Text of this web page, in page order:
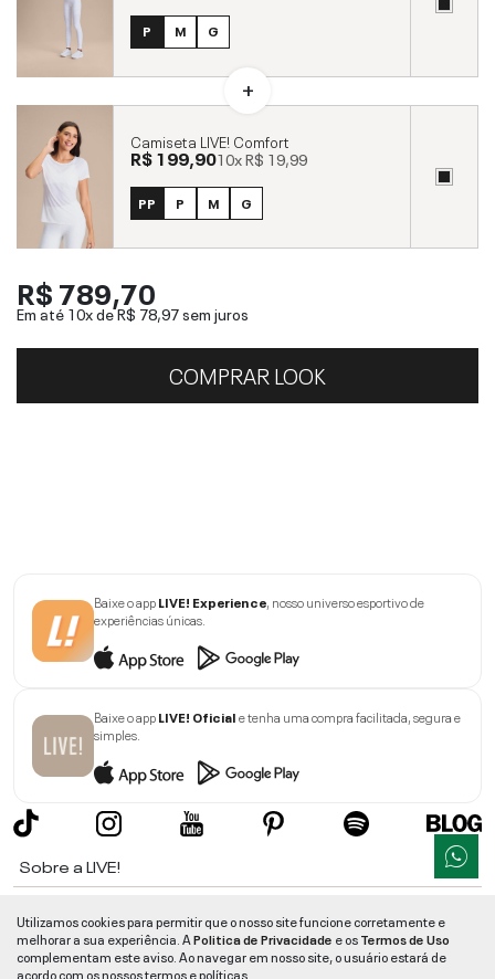
P M G
Camiseta LIVE! Comfort
R$ 199,9010xR$ 19,99
PP P M G
R$ 789,70
Em até 10x deR$ 78,97sem juros
COMPRAR LOOK
Baixe o appLIVE! Experience, nosso universo esportivo de
experiências únicas.
Baixe o appLIVE! Oficiale tenha uma compra facilitada, segura e
simples.
Sobre a LIVE!
Informações
Utilizamos cookies para permitir que o nosso site funcione corretamente e
melhorar a sua experiência. APolitica de Privacidade e osTermos de Uso
complementam este aviso. Ao navegar em nosso site, o usuário estará de
acordo com os nossos termos e políticas.